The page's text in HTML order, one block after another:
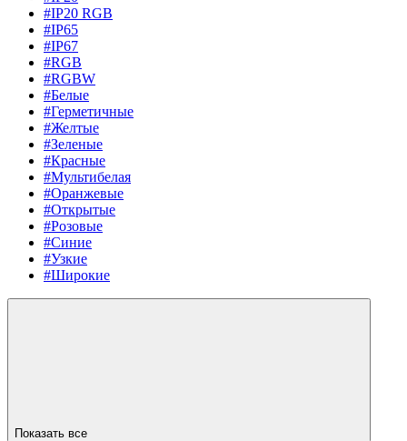
#IP20 RGB
#IP65
#IP67
#RGB
#RGBW
#Белые
#Герметичные
#Желтые
#Зеленые
#Красные
#Мультибелая
#Оранжевые
#Открытые
#Розовые
#Синие
#Узкие
#Широкие
Показать все